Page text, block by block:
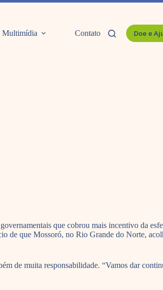
Multimídia Contato Doe e
que cobrou mais incentivo da
de que Mossoró, no Rio Grande do Norte,
de muita responsabilidade. “Vamos dar